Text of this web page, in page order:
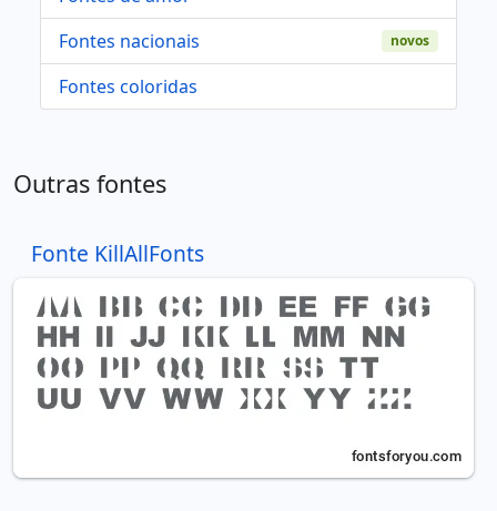
Fontes nacionais
novos
Fontes coloridas
Outras fontes
Fonte KillAllFonts